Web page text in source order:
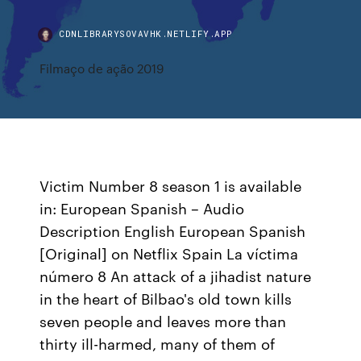
CDNLIBRARYSOVAVHK.NETLIFY.APP
Filmaço de ação 2019
Victim Number 8 season 1 is available
in: European Spanish – Audio
Description English European Spanish
[Original] on Netflix Spain La víctima
número 8 An attack of a jihadist nature
in the heart of Bilbao's old town kills
seven people and leaves more than
thirty ill-harmed, many of them of